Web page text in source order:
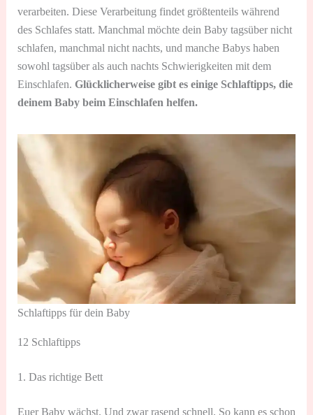
verarbeiten. Diese Verarbeitung findet größtenteils während
des Schlafes statt. Manchmal möchte dein Baby tagsüber nicht
schlafen, manchmal nicht nachts, und manche Babys haben
sowohl tagsüber als auch nachts Schwierigkeiten mit dem
Einschlafen. Glücklicherweise gibt es einige Schlaftipps, die
deinem Baby beim Einschlafen helfen.
Schlaftipps für dein Baby
12 Schlaftipps
1. Das richtige Bett
Euer Baby wächst. Und zwar rasend schnell. So kann es schon